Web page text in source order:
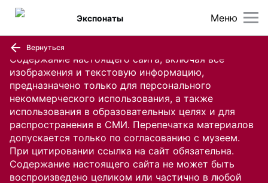
Содержание настоящего сайта, включая все
изображения и текстовую информацию,
предназначено только для персонального
некоммерческого использования, а также
использования в образовательных целях и для
распространения в СМИ. Перепечатка материалов
допускается только по согласованию с музеем.
При цитировании ссылка на сайт обязательна.
Содержание настоящего сайта не может быть
воспроизведено целиком или частично в любой
Меню
Экспонаты
Вернуться